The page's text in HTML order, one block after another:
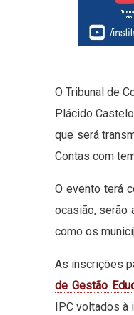
O Tribunal de
Plácido
que será
Contas com
O evento terá
ocasião, serão
como os
As inscrições
de Gestão
IPC voltados